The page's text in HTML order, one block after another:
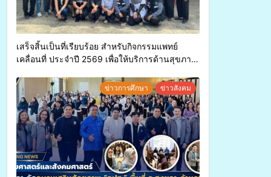
เสร็จสิ้นเป็นที่เรียบร้อย สำหรับกิจกรรมแพทย์
เคลื่อนที่ ประจำปี 2569 เพื่อให้บริการด้านสุขภาพ
ข่าวการศึกษา ข่าวสังคม